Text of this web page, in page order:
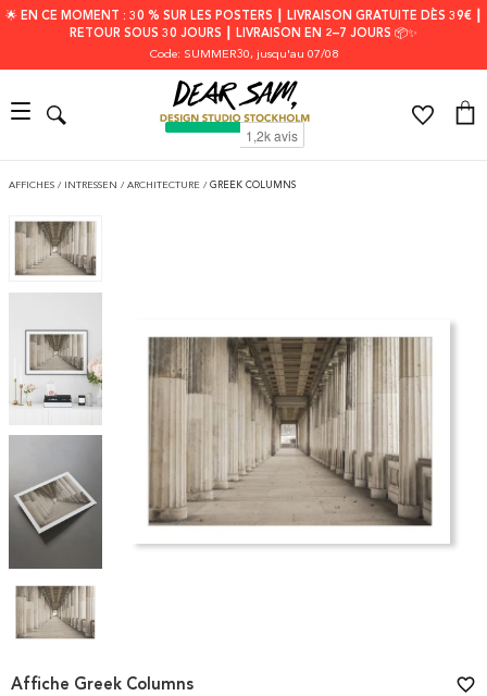
🌟 EN CE MOMENT : 30 % SUR LES POSTERS ┃ LIVRAISON GRATUITE DÈS 39€ ┃
RETOUR SOUS 30 JOURS ┃ LIVRAISON EN 2–7 JOURS 📦✨
Code: SUMMER30, jusqu'au 07/08
AFFICHES / INTRESSEN / ARCHITECTURE / GREEK COLUMNS
Item
Affiche Greek Columns favorite_border